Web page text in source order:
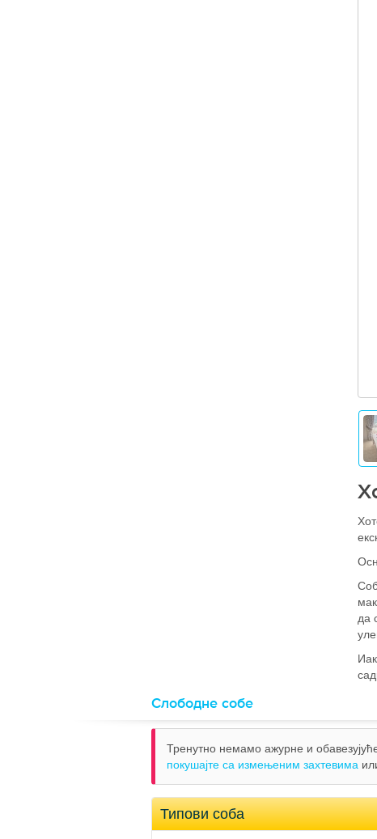
да
Слободне собе
Тренутно немамо ажурне и
покушајте са измењеним захтевима
Типови соба